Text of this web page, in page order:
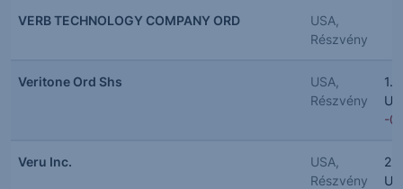
VERB TECHNOLOGY COMPANY ORD
USA,
Részvény
Veritone Ord Shs
USA,
Részvény
-
Veru Inc.
USA,
Részvény